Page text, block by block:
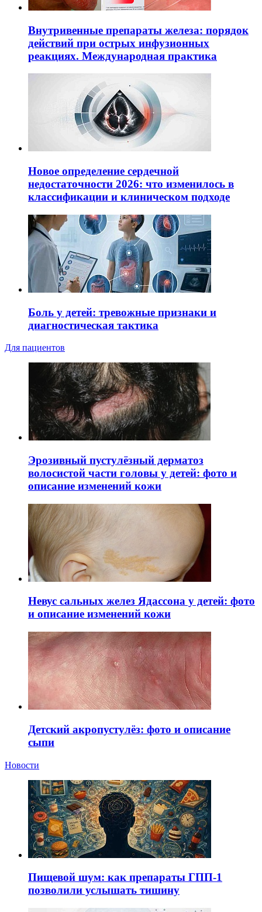
Внутривенные препараты железа: порядок
действий при острых инфузионных
реакциях. Международная практика
Новое определение сердечной
недостаточности 2026: что изменилось в
классификации и клиническом подходе
Боль у детей: тревожные признаки и
диагностическая тактика
Для пациентов
Эрозивный пустулёзный дерматоз
волосистой части головы у детей: фото и
описание изменений кожи
Невус сальных желез Ядассона у детей: фото
и описание изменений кожи
Детский акропустулёз: фото и описание
сыпи
Новости
Пищевой шум: как препараты ГПП-1
позволили услышать тишину